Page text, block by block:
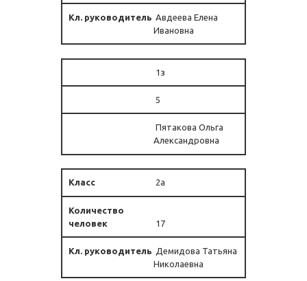
Авдеева Елена
Ивановна
1з
5
Пятакова Ольга
Александровна
2а
17
Демидова Татьяна
Николаевна